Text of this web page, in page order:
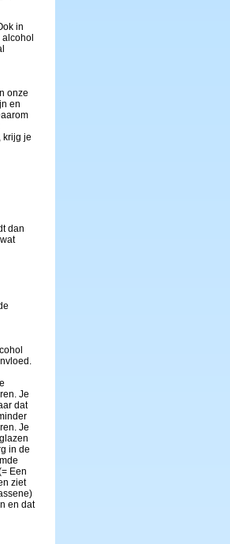
in
onze
en
krijg je
dan
Je
dat
Je
in de
Een
ziet
en dat